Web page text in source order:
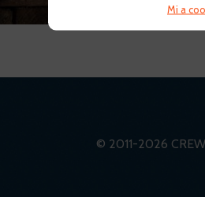
Mi a
© 2011-2026